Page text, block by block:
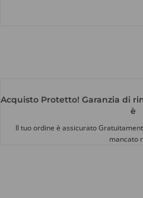
Acquisto Protetto! Garanzia di
è
Il tuo ordine è assicurato
mancato